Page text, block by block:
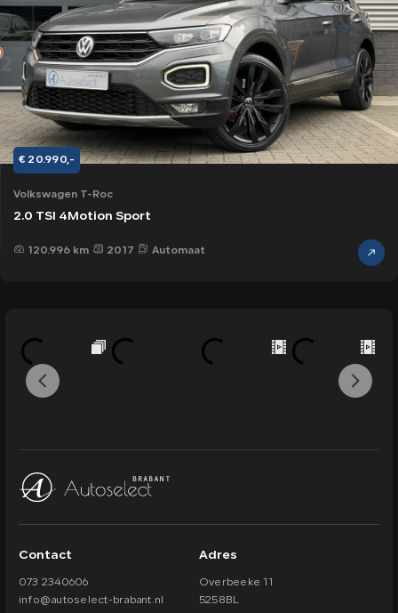
€ 20.990,-
Volkswagen T-Roc
2.0 TSI 4Motion Sport
120.996 km 2017 Automaat
Contact
073 2340606
info@autoselect-brabant.nl
Adres
Overbeeke 11
5258BL